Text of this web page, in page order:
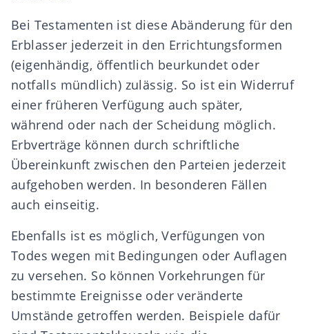
Bei Testamenten ist diese Abänderung für den
Erblasser jederzeit in den Errichtungsformen
(eigenhändig, öffentlich beurkundet oder
notfalls mündlich) zulässig. So ist ein Widerruf
einer früheren Verfügung auch später,
während oder nach der Scheidung möglich.
Erbverträge können durch schriftliche
Übereinkunft zwischen den Parteien jederzeit
aufgehoben werden. In besonderen Fällen
auch einseitig.
Ebenfalls ist es möglich, Verfügungen von
Todes wegen mit Bedingungen oder Auflagen
zu versehen. So können Vorkehrungen für
bestimmte Ereignisse oderveränderte
Umstände getroffen werden. Beispiele dafür